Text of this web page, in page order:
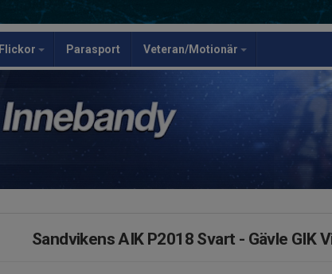
Flickor Parasport Veteran/Motionär
Sandvikens AIK P2018 Svart - Gävle GIK